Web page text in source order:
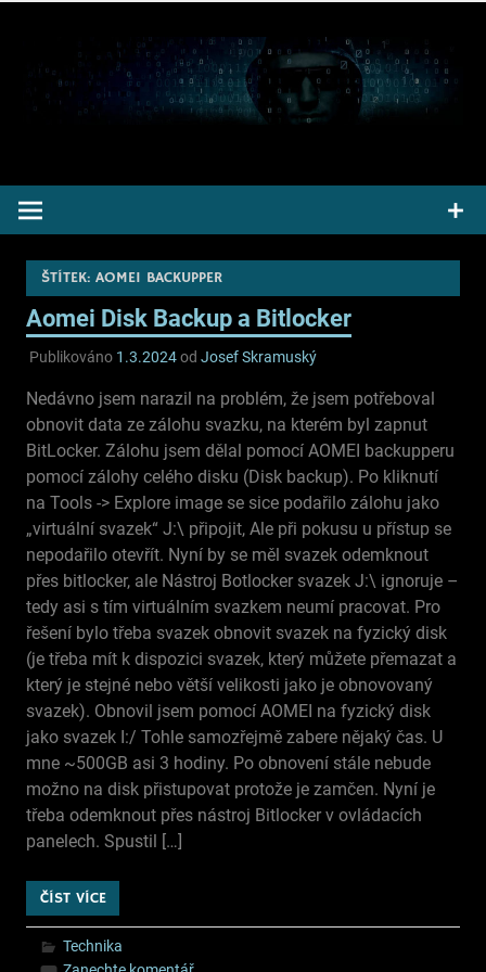
obsah
ŠTÍTEK: AOMEI BACKUPPER
Aomei Disk Backup a Bitlocker
Publikováno 1.3.2024od Josef Skramuský
Nedávno jsem narazil na problém, že jsem potřeboval
obnovit data ze zálohu svazku, na kterém byl zapnut
BitLocker. Zálohu jsem dělal pomocí AOMEI backupperu
pomocí zálohy celého disku (Disk backup). Po kliknutí
na Tools -> Explore image se sice podařilo zálohu jako
„virtuální svazek“ J:\ připojit, Ale při pokusu u přístup se
nepodařilo otevřít. Nyní by se měl svazek odemknout
přes bitlocker, ale Nástroj Botlocker svazek J:\ ignoruje –
tedy asi s tím virtuálním svazkem neumí pracovat. Pro
řešení bylo třeba svazek obnovit svazek na fyzický disk
(je třeba mít k dispozici svazek, který můžete přemazat a
který je stejné nebo větší velikosti jako je obnovovaný
svazek). Obnovil jsem pomocí AOMEI na fyzický disk
jako svazek I:/ Tohle samozřejmě zabere nějaký čas. U
mne ~500GB asi 3 hodiny. Po obnovení stále nebude
možno na disk přistupovat protože je zamčen. Nyní je
třeba odemknout přes nástroj Bitlocker v ovládacích
panelech. Spustil […]
ČÍST VÍCE
Technika